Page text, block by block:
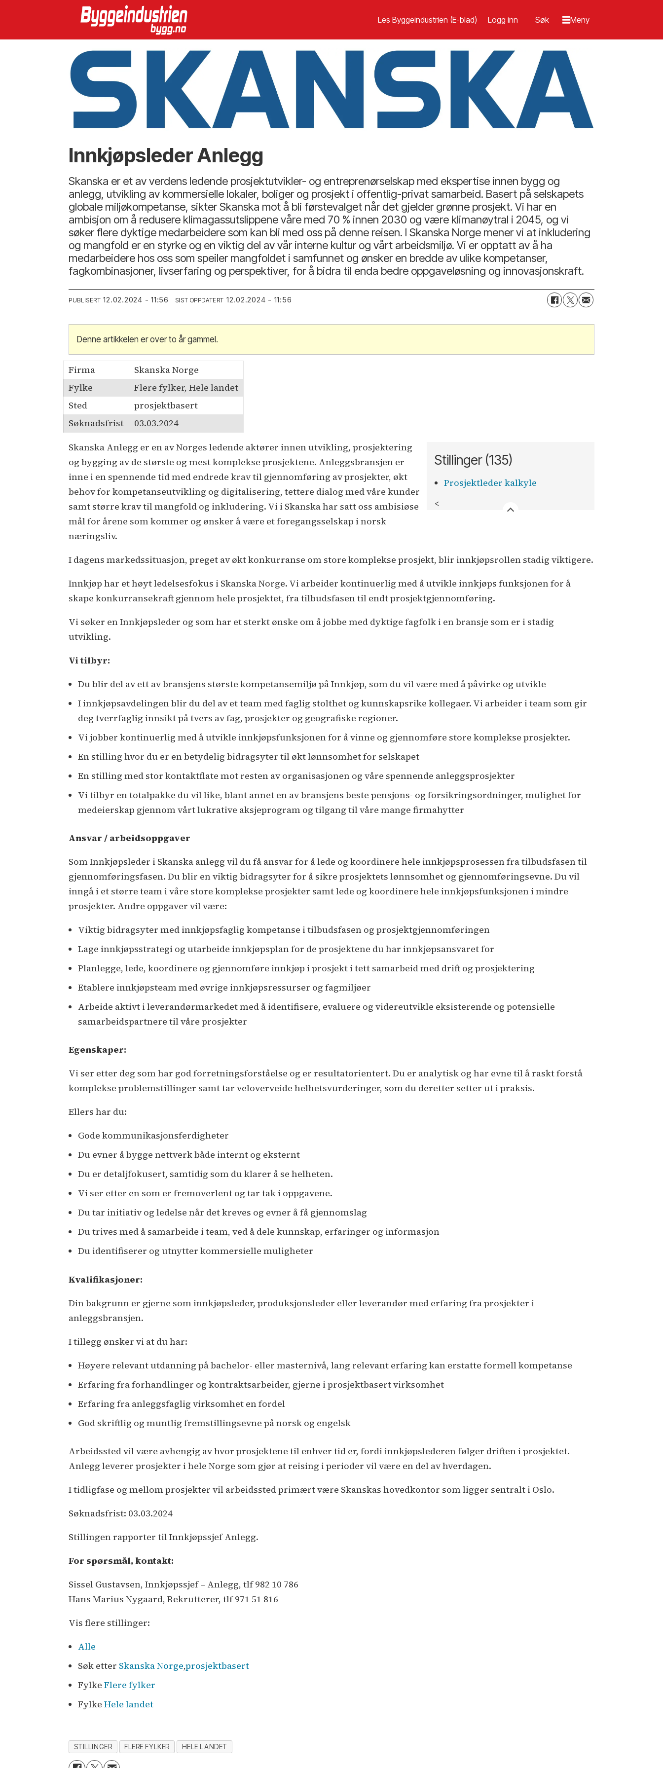
Les Byggeindustrien (E-blad) Logg inn
Innkjøpsleder Anlegg
Skanska er et av verdens ledende prosjektutvikler- og entreprenørselskap med ekspertise innen bygg og
anlegg, utvikling av kommersielle lokaler, boliger og prosjekt i offentlig-privat samarbeid. Basert på selskapets
globale miljøkompetanse, sikter Skanska mot å bli førstevalget når det gjelder grønne prosjekt. Vi har en
ambisjon om å redusere klimagassutslippene våre med 70 % innen 2030 og være klimanøytral i 2045, og vi
søker flere dyktige medarbeidere som kan bli med oss på denne reisen. I Skanska Norge mener vi at inkludering
og mangfold er en styrke og en viktig del av vår interne kultur og vårt arbeidsmiljø. Vi er opptatt av å ha
medarbeidere hos oss som speiler mangfoldet i samfunnet og ønsker en bredde av ulike kompetanser,
fagkombinasjoner, livserfaring og perspektiver, for å bidra til enda bedre oppgaveløsning og innovasjonskraft.
PUBLISERT 12.02.2024 - 11:56 SIST OPPDATERT 12.02.2024 - 11:56
Denne artikkelen er over to år gammel.
Firma
Skanska Norge
Fylke
Flere fylker, Hele landet
Sted
prosjektbasert
Søknadsfrist
03.03.2024
Stillinger (135)
Prosjektleder kalkyle
<
Skanska Anlegg er en av Norges ledende aktører innen utvikling, prosjektering
og bygging av de største og mest komplekse prosjektene. Anleggsbransjen er
inne i en spennende tid med endrede krav til gjennomføring av prosjekter, økt
behov for kompetanseutvikling og digitalisering, tettere dialog med våre kunder
samt større krav til mangfold og inkludering. Vi i Skanska har satt oss ambisiøse
mål for årene som kommer og ønsker å være et foregangsselskap i norsk
næringsliv.
I dagens markedssituasjon, preget av økt konkurranse om store komplekse prosjekt, blir innkjøpsrollen stadig viktigere.
Innkjøp har et høyt ledelsesfokus i Skanska Norge. Vi arbeider kontinuerlig med å utvikle innkjøps funksjonen for å
skape konkurransekraft gjennom hele prosjektet, fra tilbudsfasen til endt prosjektgjennomføring.
Vi søker en Innkjøpsleder og som har et sterkt ønske om å jobbe med dyktige fagfolk i en bransje som er i stadig
utvikling.
Vi tilbyr:
Du blir del av ett av bransjens største kompetansemiljø på Innkjøp, som du vil være med å påvirke og utvikle
I innkjøpsavdelingen blir du del av et team med faglig stolthet og kunnskapsrike kollegaer. Vi arbeider i team som gir
deg tverrfaglig innsikt på tvers av fag, prosjekter og geografiske regioner.
Vi jobber kontinuerlig med å utvikle innkjøpsfunksjonen for å vinne og gjennomføre store komplekse prosjekter.
En stilling hvor du er en betydelig bidragsyter til økt lønnsomhet for selskapet
En stilling med stor kontaktflate mot resten av organisasjonen og våre spennende anleggsprosjekter
Vi tilbyr en totalpakke du vil like, blant annet en av bransjens beste pensjons- og forsikringsordninger, mulighet for
medeierskap gjennom vårt lukrative aksjeprogram og tilgang til våre mange firmahytter
Ansvar / arbeidsoppgaver
Som Innkjøpsleder i Skanska anlegg vil du få ansvar for å lede og koordinere hele innkjøpsprosessen fra tilbudsfasen til
gjennomføringsfasen. Du blir en viktig bidragsyter for å sikre prosjektets lønnsomhet og gjennomføringsevne. Du vil
inngå i et større team i våre store komplekse prosjekter samt lede og koordinere hele innkjøpsfunksjonen i mindre
prosjekter. Andre oppgaver vil være:
Viktig bidragsyter med innkjøpsfaglig kompetanse i tilbudsfasen og prosjektgjennomføringen
Lage innkjøpsstrategi og utarbeide innkjøpsplan for de prosjektene du har innkjøpsansvaret for
Planlegge, lede, koordinere og gjennomføre innkjøp i prosjekt i tett samarbeid med drift og prosjektering
Etablere innkjøpsteam med øvrige innkjøpsressurser og fagmiljøer
Arbeide aktivt i leverandørmarkedet med å identifisere, evaluere og videreutvikle eksisterende og potensielle
samarbeidspartnere til våre prosjekter
Egenskaper:
Vi ser etter deg som har god forretningsforståelse og er resultatorientert. Du er analytisk og har evne til å raskt forstå
komplekse problemstillinger samt tar veloverveide helhetsvurderinger, som du deretter setter ut i praksis.
Ellers har du:
Gode kommunikasjonsferdigheter
Du evner å bygge nettverk både internt og eksternt
Du er detaljfokusert, samtidig som du klarer å se helheten.
Vi ser etter en som er fremoverlent og tar tak i oppgavene.
Du tar initiativ og ledelse når det kreves og evner å få gjennomslag
Du trives med å samarbeide i team, ved å dele kunnskap, erfaringer og informasjon
Du identifiserer og utnytter kommersielle muligheter
Kvalifikasjoner:
Din bakgrunn er gjerne som innkjøpsleder, produksjonsleder eller leverandør med erfaring fra prosjekter i
anleggsbransjen.
I tillegg ønsker vi at du har:
Høyere relevant utdanning på bachelor- eller masternivå, lang relevant erfaring kan erstatte formell kompetanse
Erfaring fra forhandlinger og kontraktsarbeider, gjerne i prosjektbasert virksomhet
Erfaring fra anleggsfaglig virksomhet en fordel
God skriftlig og muntlig fremstillingsevne på norsk og engelsk
Arbeidssted vil være avhengig av hvor prosjektene til enhver tid er, fordi innkjøpslederen følger driften i prosjektet.
Anlegg leverer prosjekter i hele Norge som gjør at reising i perioder vil være en del av hverdagen.
I tidligfase og mellom prosjekter vil arbeidssted primært være Skanskas hovedkontor som ligger sentralt i Oslo.
Søknadsfrist: 03.03.2024
Stillingen rapporter til Innkjøpssjef Anlegg.
For spørsmål, kontakt:
Sissel Gustavsen, Innkjøpssjef – Anlegg, tlf 982 10 786
Hans Marius Nygaard, Rekrutterer, tlf 971 51 816
Vis flere stillinger:
Alle
Søk etter Skanska Norge,prosjektbasert
FylkeFlere fylker
FylkeHele landet
STILLINGER FLERE FYLKER HELE LANDET